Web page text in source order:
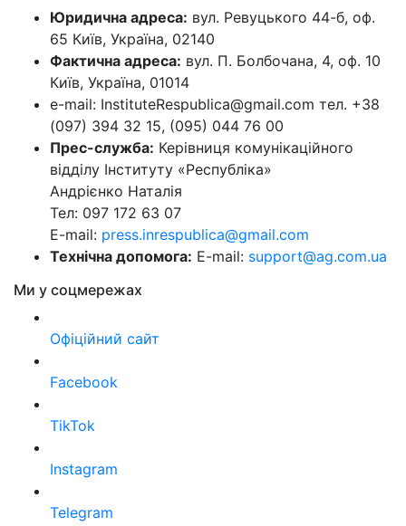
Юридична адреса: вул. Ревуцького 44-б, оф.
65 Київ, Україна, 02140
Фактична адреса: вул. П. Болбочана, 4, оф. 10
Київ, Україна, 01014
e-mail: InstituteRespublica@gmail.com тел. +38
(097) 394 32 15, (095) 044 76 00
Прес-служба: Керівниця комунікаційного
відділу Інституту «Республіка»
Андрієнко Наталія
Тел: 097 172 63 07
E-mail: press.inrespublica@gmail.com
Технічна допомога: E-mail: support@ag.com.ua
Ми у соцмережах
Офіційний сайт
Facebook
TikTok
Instagram
Telegram